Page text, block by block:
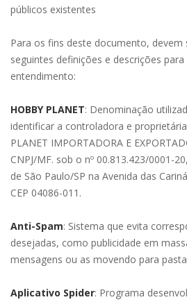
públicos existentes
Para os fins deste documento, devem
seguintes definições e descrições
entendimento:
HOBBY PLANET: Denominação
identificar a controladora e
PLANET IMPORTADORA E
CNPJ/MF. sob o nº 00.813.423/0001-
de São Paulo/SP na Avenida das
CEP 04086-011.
Anti-Spam: Sistema que evita
desejadas, como publicidade em
mensagens ou as movendo para
Aplicativo Spider: Programa